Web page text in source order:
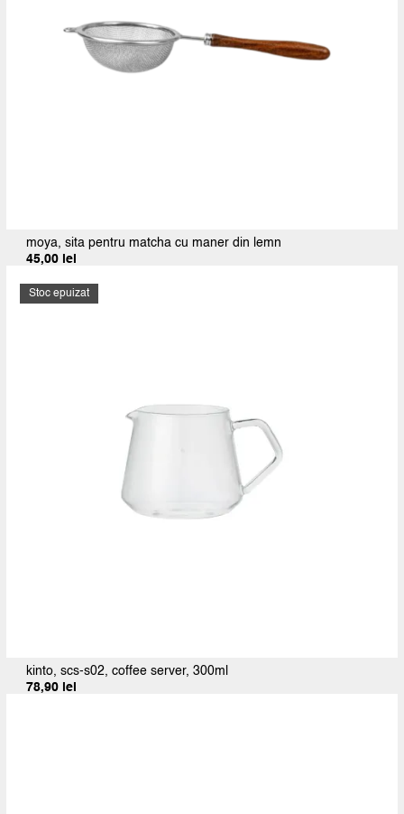
moya, sita pentru matcha cu maner din lemn
45,00 lei
Stoc epuizat
kinto, scs-s02, coffee server, 300ml
78,90 lei